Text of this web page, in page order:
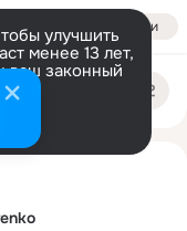
Войти
улучшить
менее 13 лет,
ваш законный